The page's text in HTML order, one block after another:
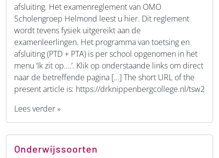
afsluiting. Het examenreglement van OMO
Scholengroep Helmond leest u hier. Dit reglement
wordt tevens fysiek uitgereikt aan de
examenleerlingen. Het programma van toetsing en
afsluiting (PTD + PTA) is per school opgenomen in het
menu ‘Ik zit op….’. Klik op onderstaande links om direct
naar de betreffende pagina […] The short URL of the
present article is: https://drknippenbergcollege.nl/tsw2
Lees verder »
Onderwijssoorten